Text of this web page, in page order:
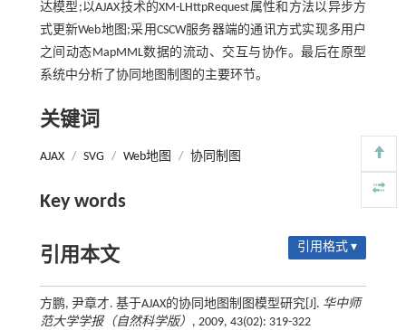
达模型;以AJAX技术的XM-LHttpRequest属性和方法以异步方
式更新Web地图;采用CSCW服务器端的通讯方式实现多用户
之间动态MapMML数据的流动、交互与协作。最后在原型
系统中分析了协同地图制图的主要环节。
关键词
AJAX / SVG / Web地图 / 协同制图
Key words
引用本文 引用格式 ▾
方鹏, 尹章才. 基于AJAX的协同地图制图模型研究[J]. 华中师
范大学学报（自然科学版） , 2009, 43(02): 319-322